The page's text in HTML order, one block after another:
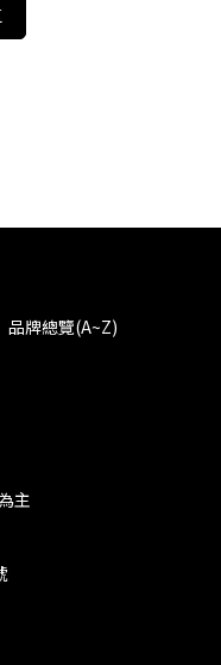
品牌總覽(A~Z)
主